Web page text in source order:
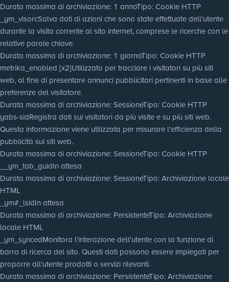
Durata massima di archiviazione: 1 annoTipo: Cookie HTTP
_ym_visorcSalva dati di azioni che sono state effettuate dell'utente
durante la visita corrente al sito internet, comprese le ricerche con le
relative parole chiave.
Durata massima di archiviazione: 1 giornoTipo: Cookie HTTP
metrika_enabled [x2]Utilizzato per tracciare i visitatori su più siti
web, al fine di presentare annunci pubblicitari pertinenti in base alle
preferenze del visitatore.
Durata massima di archiviazione: SessioneTipo: Cookie HTTP
yabs-sidRegistra dati sui visitatori da più visite e su più siti web.
Questa informazione viene utilizzata per misurare l'efficienza della
pubblicità sui siti web.
Durata massima di archiviazione: SessioneTipo: Cookie HTTP
__ym_tab_guidIn attesa
Durata massima di archiviazione: SessioneTipo: Archiviazione locale
HTML
_ym#_lsidIn attesa
Durata massima di archiviazione: PersistenteTipo: Archiviazione
locale HTML
_ym_syncedMonitora l'interazione dell'utente con la funzione di
barra di ricerca del sito. Questi dati possono essere impiegati per
proporre all'utente prodotti o servizi rilevanti.
Durata massima di archiviazione: PersistenteTipo: Archiviazione